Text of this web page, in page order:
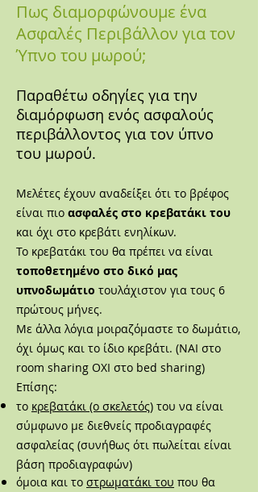
Πως διαμορφώνουμε ένα
Ασφαλές Περιβάλλον για τον
Ύπνο του μωρού;
Παραθέτω οδηγίες για την
διαμόρφωση ενός ασφαλούς
περιβάλλοντος για τον ύπνο
του μωρού.
Μελέτες έχουν αναδείξει ότι το βρέφος
είναι πιο ασφαλές στο κρεβατάκι του
και όχι στο κρεβάτι ενηλίκων.
Το κρεβατάκι του θα πρέπει να είναι
τοποθετημένο στο δικό μας
υπνοδωμάτιο τουλάχιστον για τους 6
πρώτους μήνες.
Με άλλα λόγια μοιραζόμαστε το δωμάτιο,
όχι όμως και το ίδιο κρεβάτι. (ΝΑΙ στο
room sharing ΟΧΙ στο bed sharing)
Επίσης:
το κρεβατάκι (o σκελετός) του να είναι
σύμφωνο με διεθνείς προδιαγραφές
ασφαλείας (συνήθως ότι πωλείται είναι
βάση προδιαγραφών)
όμοια και το στρωματάκι του που θα